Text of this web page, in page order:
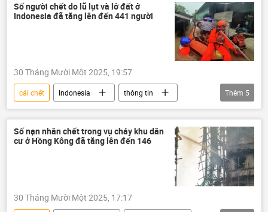
Số người chết do lũ lụt và lở đất ở
Indonesia đã tăng lên đến 441 người
30 Tháng Mười Một 2025, 19:57
cái chết Indonesia
thông tin
Thế giới
lũ lụt
tử vong
bị thương
lở đất
Thêm 5
Số nạn nhân chết trong vụ cháy khu dân
cư ở Hồng Kông đã tăng lên đến 146
30 Tháng Mười Một 2025, 17:17